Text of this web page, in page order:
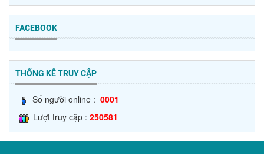
FACEBOOK
THỐNG KÊ TRUY CẬP
Số người online : 0001
Lượt truy cập : 250581